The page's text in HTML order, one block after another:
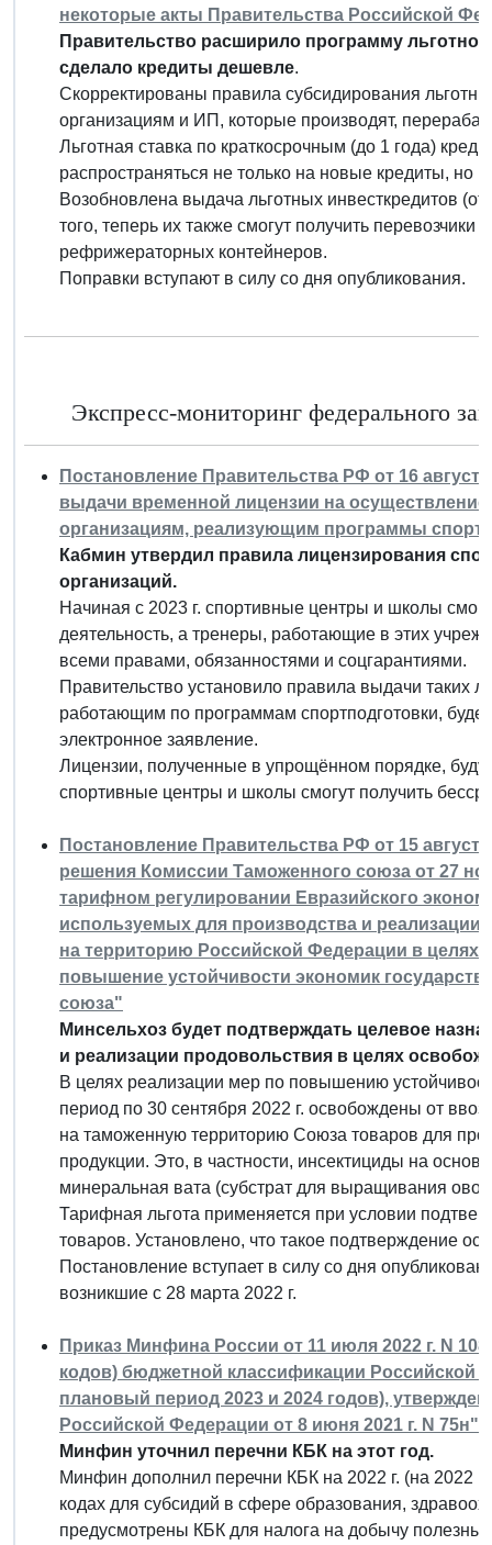
некоторые акты Правительства Российской
Правительство расширило программу
сделало кредиты дешевле.
Скорректированы правила субсидирования
организациям и ИП, которые производят,
Льготная ставка по краткосрочным (до 1 года)
распространяться не только на новые кредиты, но
Возобновлена выдача льготных инвесткредитов
того, теперь их также смогут получить перевозчики
рефрижераторных контейнеров.
Поправки вступают в силу со дня опубликования.
Экспресс-мониторинг федерального
Постановление Правительства РФ от 16
выдачи временной лицензии на осуществление
организациям, реализующим программы
Кабмин утвердил правила лицензирования
организаций.
Начиная с 2023 г. спортивные центры и школы
деятельность, а тренеры, работающие в этих
всеми правами, обязанностями и соцгарантиями.
Правительство установило правила выдачи таких
работающим по программам спортподготовки,
электронное заявление.
Лицензии, полученные в упрощённом порядке,
спортивные центры и школы смогут получить
Постановление Правительства РФ от 15
решения Комиссии Таможенного союза от 27
тарифном регулировании Евразийского
используемых для производства и
на территорию Российской Федерации в целях
повышение устойчивости экономик государств
союза"
Минсельхоз будет подтверждать целевое
и реализации продовольствия в целях
В целях реализации мер по повышению
период по 30 сентября 2022 г. освобождены от
на таможенную территорию Союза товаров для
продукции. Это, в частности, инсектициды на
минеральная вата (субстрат для выращивания
Тарифная льгота применяется при условии
товаров. Установлено, что такое подтверждение
Постановление вступает в силу со дня
возникшие с 28 марта 2022 г.
Приказ Минфина России от 11 июля 2022 г. N
кодов) бюджетной классификации Российской
плановый период 2023 и 2024 годов),
Российской Федерации от 8 июня 2021 г. N 75н"
Минфин уточнил перечни КБК на этот год.
Минфин дополнил перечни КБК на 2022 г. (на 2022
кодах для субсидий в сфере образования,
предусмотрены КБК для налога на добычу